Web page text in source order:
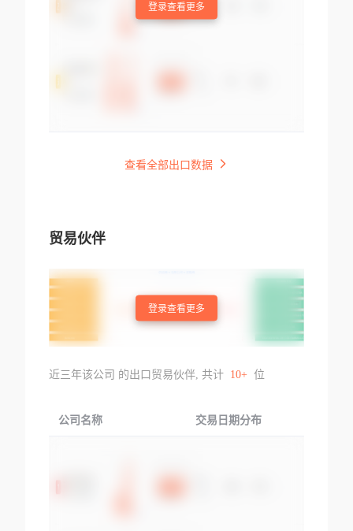
登录查看更多
查看全部出口数据
贸易伙伴
登录查看更多
近三年该公司 的出口贸易伙伴, 共计 10+ 位
公司名称 交易日期分布